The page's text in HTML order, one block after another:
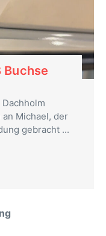
Buchse
Michael, der
gebracht ...